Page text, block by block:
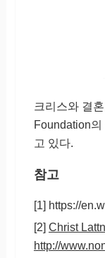
크리스와 결
Foundation
고 있다.
참고
[1] https://
[2] Christ
http://